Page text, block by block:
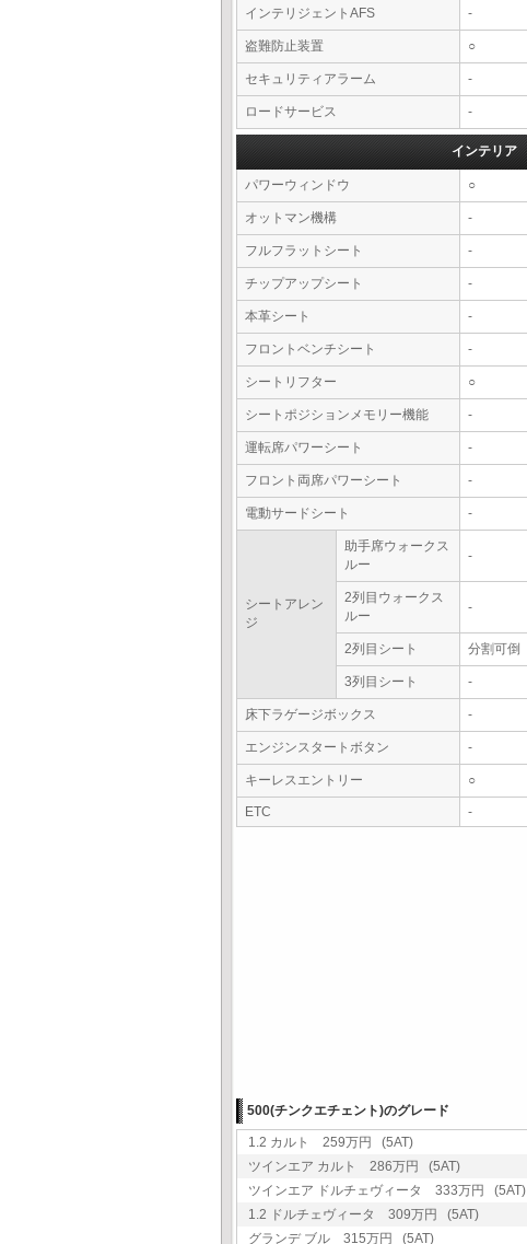
インテリジェントAFS -
盗難防止装置 ○
セキュリティアラーム -
ロードサービス -
インテリア
パワーウィンドウ ○
オットマン機構 -
フルフラットシート -
チップアップシート -
本革シート -
フロントベンチシート -
シートリフター ○
シートポジションメモリー機能 -
運転席パワーシート -
フロント両席パワーシート -
電動サードシート -
シートアレン
ジ
助手席ウォークス
ルー
-
2列目ウォークス
ルー
-
2列目シート 分割可倒
3列目シート -
床下ラゲージボックス -
エンジンスタートボタン -
キーレスエントリー ○
ETC -
500(チンクエチェント)のグレード
1.2 カルト 259万円 (5AT)
ツインエア カルト 286万円 (5AT)
ツインエア ドルチェヴィータ 333万円 (5AT)
1.2 ドルチェヴィータ 309万円 (5AT)
グランデ ブル 315万円 (5AT)